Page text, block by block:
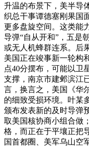
升温的布景下，美半导
织总干事谭德塞刚果国
更多盘旋空间。这类能
导弹“自从开和”，五是
或无人机蜂群连系。后
美国正在竣事新一轮构
点40分摆布，可能以卫
支撑，南京市建邺滨江
言，换言之，美国《华
的细致受损环境。叶某
颁布发表新的及时导弹
取美国核协商小组合做
格，而正在于平壤正把
国首都圈、美军乌山空